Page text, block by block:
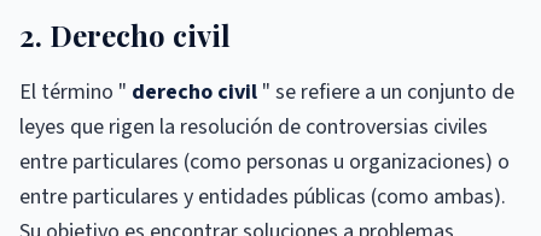
2. Derecho civil
El término " derecho civil " se refiere a un conjunto de
leyes que rigen la resolución de controversias civiles
entre particulares (como personas u organizaciones) o
entre particulares y entidades públicas (como ambas).